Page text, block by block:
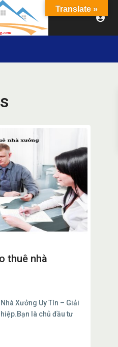
thuê nhà
Xưởng Uy Tín – Giải
là chủ đầu tư
Translate »